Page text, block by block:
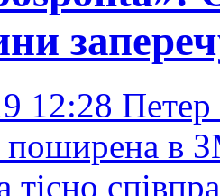
12:28 Петер
поширена в